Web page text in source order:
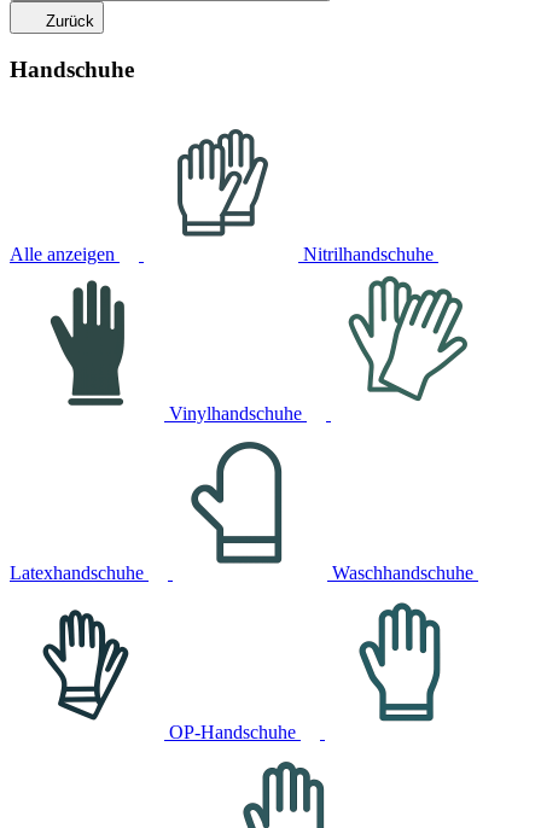
Zurück
Handschuhe
Alle anzeigen Nitrilhandschuhe
Vinylhandschuhe
Latexhandschuhe Waschhandschuhe
OP-Handschuhe